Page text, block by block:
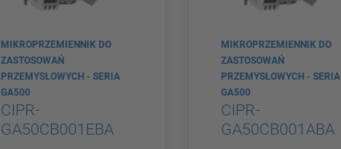
MIKROPRZEMIENNIK DO
ZASTOSOWAŃ
PRZEMYSŁOWYCH - SERIA
GA500
CIPR-
GA50CB001EBA
MIKROPRZEMIENNIK DO
ZASTOSOWAŃ
PRZEMYSŁOWYCH - SERIA
GA500
CIPR-
GA50CB001ABA